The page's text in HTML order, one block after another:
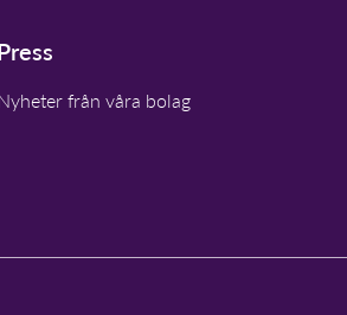
från våra bolag